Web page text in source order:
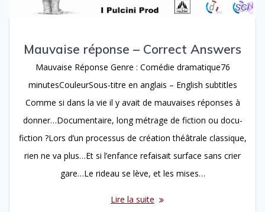
Mauvaise réponse – Correct Answers
Mauvaise Réponse Genre : Comédie dramatique76
minutesCouleurSous-titre en anglais – English subtitles
Comme si dans la vie il y avait de mauvaises réponses à
donner…Documentaire, long métrage de fiction ou docu-
fiction ?Lors d’un processus de création théâtrale classique,
rien ne va plus…Et si l’enfance refaisait surface sans crier
gare…Le rideau se lève, et les mises…
Lire la suite